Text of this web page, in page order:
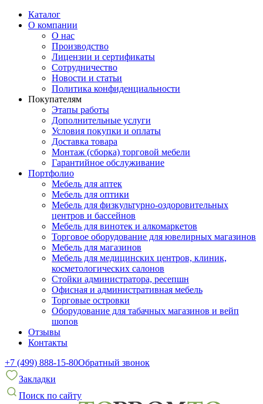
Каталог
О компании
О нас
Производство
Лицензии и сертификаты
Сотрудничество
Новости и статьи
Политика конфиденциальности
Покупателям
Этапы работы
Дополнительные услуги
Условия покупки и оплаты
Доставка товара
Монтаж (сборка) торговой мебели
Гарантийное обслуживание
Портфолио
Мебель для аптек
Мебель для оптики
Мебель для физкультурно-оздоровительных
центров и бассейнов
Мебель для винотек и алкомаркетов
Торговое оборудование для ювелирных магазинов
Мебель для магазинов
Мебель для медицинских центров, клиник,
косметологических салонов
Стойки администратора, ресепшн
Офисная и административная мебель
Торговые островки
Оборудование для табачных магазинов и вейп
шопов
Отзывы
Контакты
+7 (499) 888-15-80Обратный звонок
Закладки
Поиск по сайту